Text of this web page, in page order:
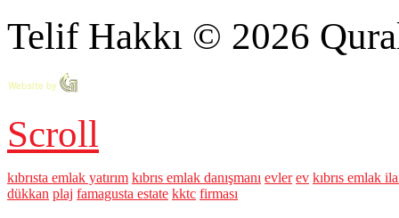
Telif Hakkı © 2026
Scroll
kıbrısta emlak yatırım kıbrıs emlak danışmanı evler ev kıbrıs emlak
dükkan plaj famagusta estate kktc firması